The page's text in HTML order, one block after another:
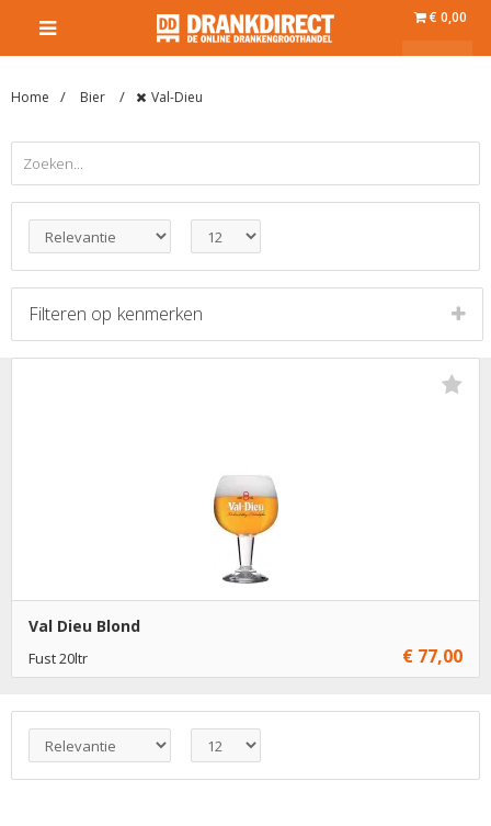
€ 0,00
Home Bier Val-Dieu
Filteren op kenmerken
Val Dieu Blond
Fust 20ltr € 77,00
€ 77,00 1 Toevoegen
€ 76,00
€ 74,50 8 Toevoegen